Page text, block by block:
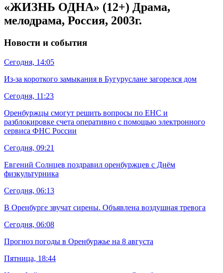
«ЖИЗНЬ ОДНА» (12+) Драма,
мелодрама, Россия, 2003г.
Новости и события
Сегодня, 14:05
Из-за короткого замыкания в Бугуруслане загорелся дом
Сегодня, 11:23
Оренбуржцы смогут решить вопросы по ЕНС и
разблокировке счета оперативно с помощью электронного
сервиса ФНС России
Сегодня, 09:21
Евгений Солнцев поздравил оренбуржцев с Днём
физкультурника
Сегодня, 06:13
В Оренбурге звучат сирены. Объявлена воздушная тревога
Сегодня, 06:08
Прогноз погоды в Оренбуржье на 8 августа
Пятница, 18:44